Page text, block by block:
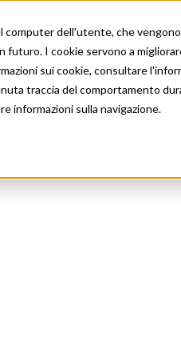
dell'utente, che
I cookie servono a
sui cookie, consultare
traccia del comportamento
informazioni sulla navigazione.
Perché Insparya